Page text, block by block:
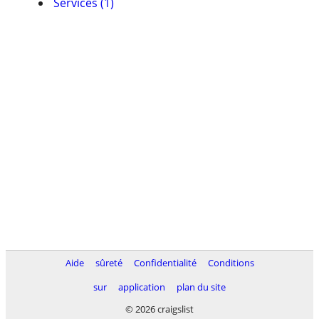
Aide sûreté Confidentialité
Conditions
sur
application
plan du site
© 2026 craigslist